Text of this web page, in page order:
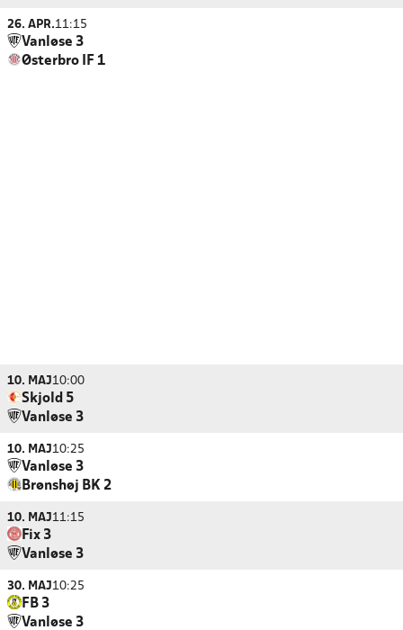
26. APR.11:15
Vanløse 3
Østerbro IF 1
10. MAJ10:00
Skjold 5
Vanløse 3
10. MAJ10:25
Vanløse 3
Brønshøj BK 2
10. MAJ11:15
Fix 3
Vanløse 3
30. MAJ10:25
FB 3
Vanløse 3